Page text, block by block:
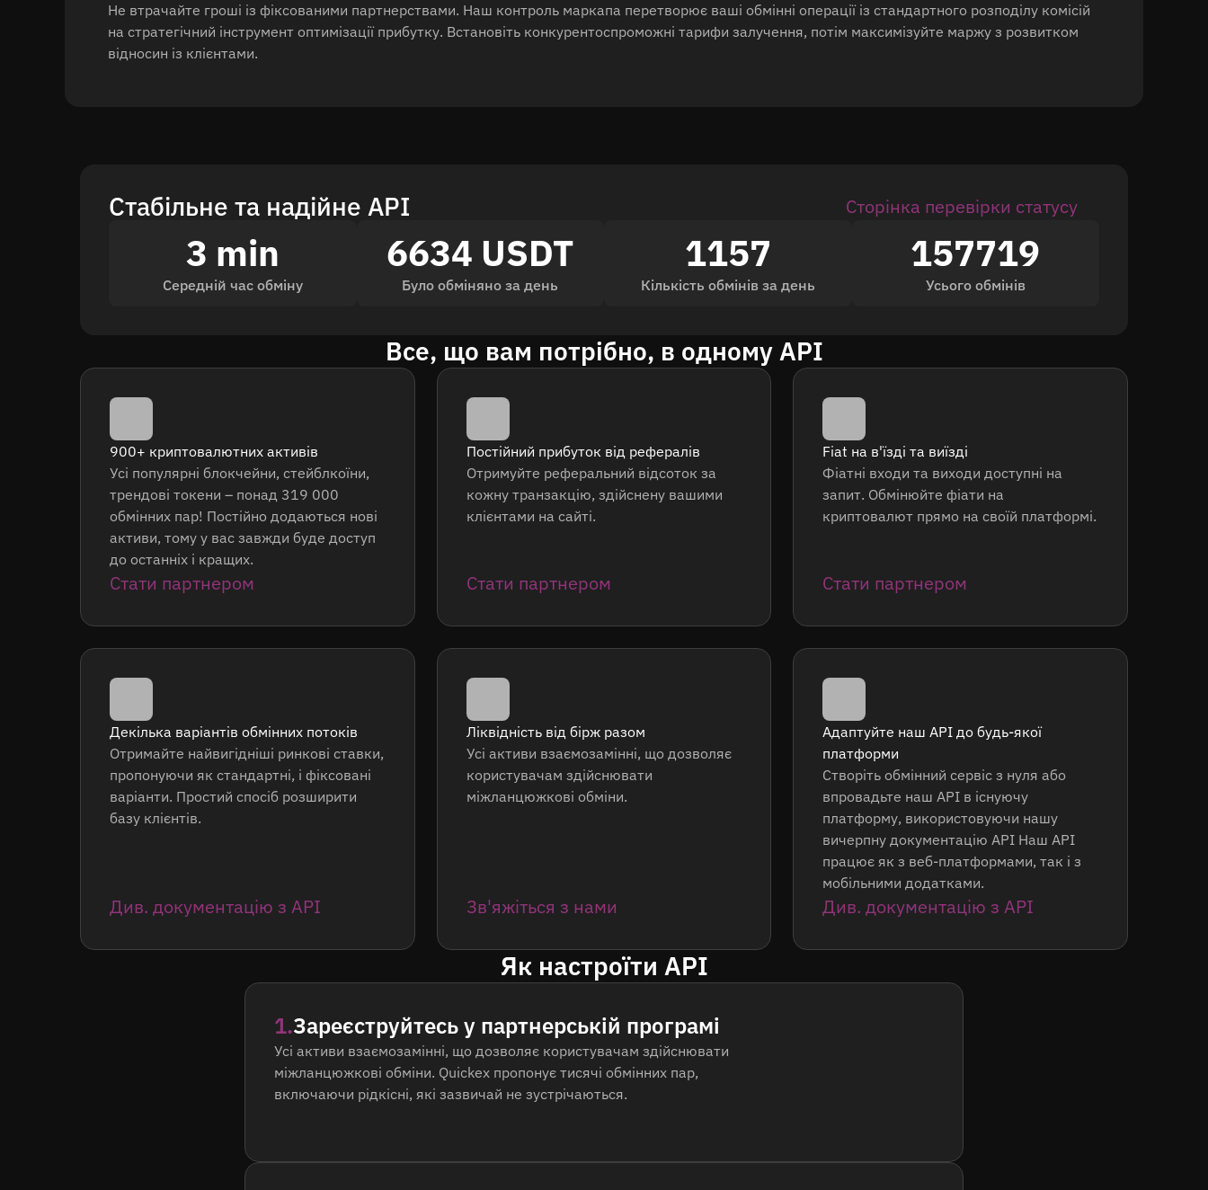
Не втрачайте гроші із фіксованими партнерствами. Наш контроль маркапа перетворює ваші обмінні операції із стандартного розподілу комісій
на стратегічний інструмент оптимізації прибутку. Встановіть конкурентоспроможні тарифи залучення, потім максимізуйте маржу з розвитком
відносин із клієнтами.
Стабільне та надійне API Сторінка перевірки статусу
3 min
Середній час обміну
6634 USDT
Було обміняно за день
1157
Кількість обмінів за день
157719
Усього обмінів
Все, що вам потрібно, в одному API
900+ криптовалютних активів
Усі популярні блокчейни, стейблкоїни,
трендові токени – понад 319 000
обмінних пар! Постійно додаються нові
активи, тому у вас завжди буде доступ
до останніх і кращих.
Стати партнером
Постійний прибуток від рефералів
Отримуйте реферальний відсоток за
кожну транзакцію, здійснену вашими
клієнтами на сайті.
Стати партнером
Fiat на в'їзді та виїзді
Фіатні входи та виходи доступні на
запит. Обмінюйте фіати на
криптовалют прямо на своїй платформі.
Стати партнером
Декілька варіантів обмінних потоків
Отримайте найвигідніші ринкові ставки,
пропонуючи як стандартні, і фіксовані
варіанти. Простий спосіб розширити
базу клієнтів.
Див. документацію з API
Ліквідність від бірж разом
Усі активи взаємозамінні, що дозволяє
користувачам здійснювати
міжланцюжкові обміни.
Зв'яжіться з нами
Адаптуйте наш API до будь-якої
платформи
Створіть обмінний сервіс з нуля або
впровадьте наш API в існуючу
платформу, використовуючи нашу
вичерпну документацію API Наш API
працює як з веб-платформами, так і з
мобільними додатками.
Див. документацію з API
Як настроїти API
1.Зареєструйтесь у партнерській програмі
Усі активи взаємозамінні, що дозволяє користувачам здійснювати
міжланцюжкові обміни. Quickex пропонує тисячі обмінних пар,
включаючи рідкісні, які зазвичай не зустрічаються.